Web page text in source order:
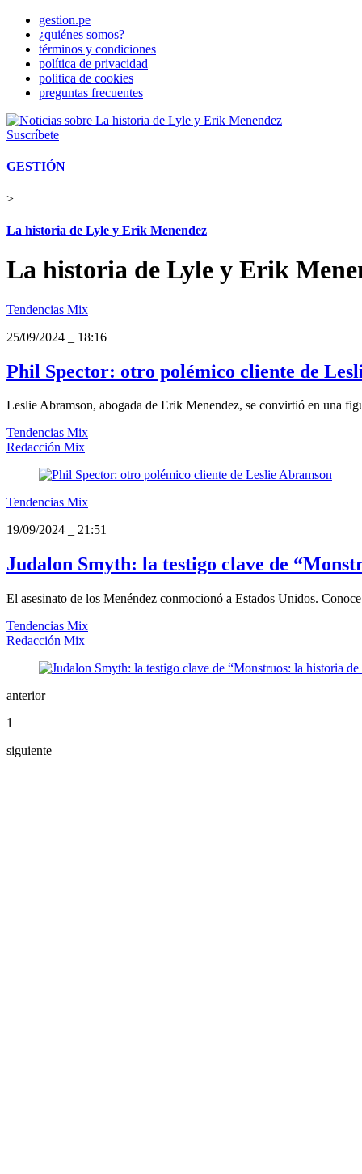
gestion.pe
¿quiénes somos?
términos y condiciones
política de privacidad
politica de cookies
preguntas frecuentes
Suscríbete
GESTIÓN
>
La historia de Lyle y Erik Menendez
La historia de Lyle y Erik
Tendencias Mix
25/09/2024
18:16
Phil Spector: otro polémico cliente de
Leslie Abramson, abogada de Erik Menendez, se convirtió en una
Tendencias Mix
Redacción Mix
Tendencias Mix
19/09/2024
21:51
Judalon Smyth: la testigo clave de
El asesinato de los Menéndez conmocionó a Estados Unidos.
Tendencias Mix
Redacción Mix
anterior
1
siguiente